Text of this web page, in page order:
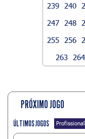
239
240
247
248
255
256
263
264
PRÓXIMO JOGO
ÚLTIMOS JOGOS Profissional